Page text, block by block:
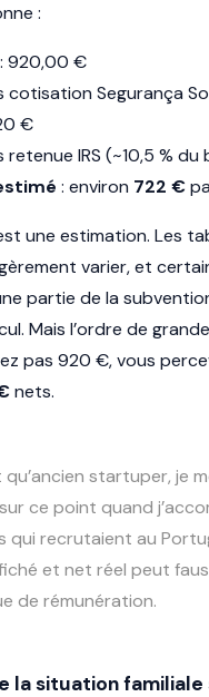
:
: 920,00 €
cotisation Segurança
€
retenue IRS (~10,5 %
: environ 722 €
une estimation. Les
varier, et
partie de la
Mais l’ordre de
pas 920 €, vous
nets.
startuper, je
ce point quand
qui recrutaient au
et net réel peut
de rémunération.
la situation familiale